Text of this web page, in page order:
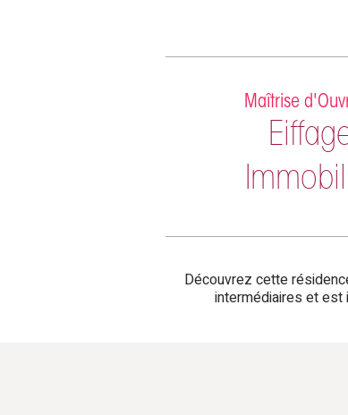
Maîtrise
Découvrez cette
intermédiaires et